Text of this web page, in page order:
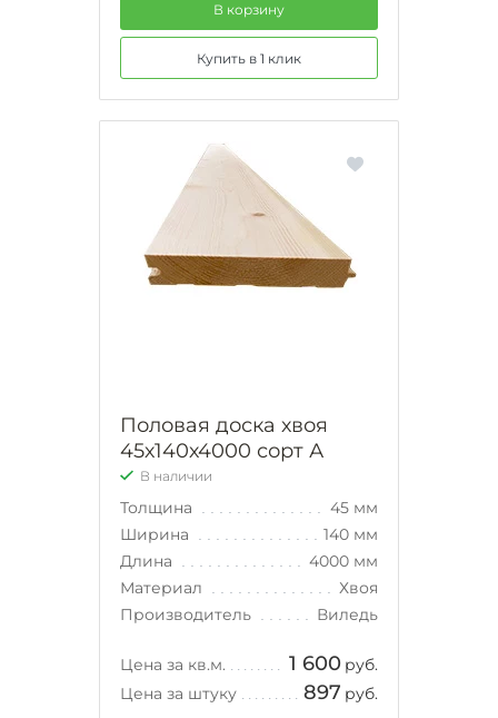
В корзину
Купить в 1 клик
Половая доска хвоя
45х140х4000 сорт А
В наличии
Толщина
45 мм
Ширина
140 мм
Длина
4000 мм
Материал
Хвоя
Производитель
Виледь
Цена за кв.м. 1 600 руб.
Цена за штуку
897 руб.